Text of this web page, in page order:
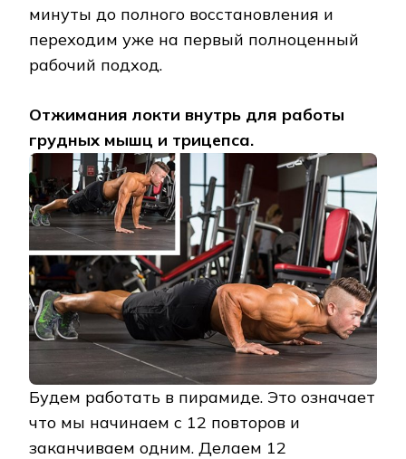
минуты до полного восстановления и
переходим уже на первый полноценный
рабочий подход.
Отжимания локти внутрь для работы
грудных мышц и трицепса.
Будем работать в пирамиде. Это означает
что мы начинаем с 12 повторов и
заканчиваем одним. Делаем 12